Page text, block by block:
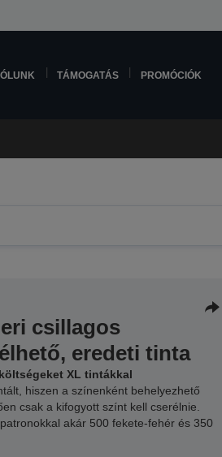
TÁMOGATÁS PROMÓCIÓK
csillagos
eredeti tinta
XL tintákkal
hiszen a színenként behelyezhető
csak a kifogyott színt kell cserélnie.
akár 500 fekete-fehér és 350